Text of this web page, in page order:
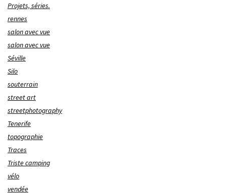
Projets, séries.
rennes
salon avec vue
salon avec vue
Séville
Silo
souterrain
street art
streetphotography
Tenerife
topographie
Traces
Triste camping
vélo
vendée